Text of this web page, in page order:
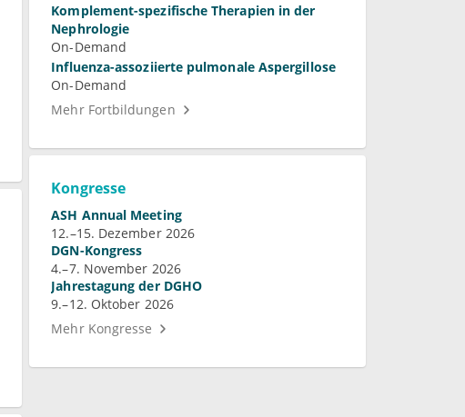
Komplement-spezifische Therapien in der
Nephrologie
On-Demand
Influenza-assoziierte pulmonale Aspergillose
On-Demand
Mehr Fortbildungen
Kongresse
ASH Annual Meeting
12.–15. Dezember 2026
DGN-Kongress
4.–7. November 2026
Jahrestagung der DGHO
9.–12. Oktober 2026
Mehr Kongresse